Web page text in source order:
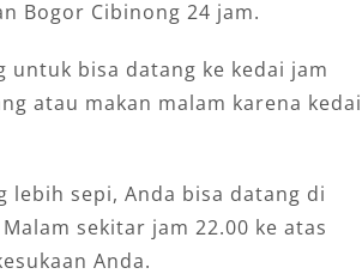
Bogor Cibinong 24 jam.
untuk bisa datang ke kedai jam
atau makan malam karena kedai
lebih sepi, Anda bisa datang di
sekitar jam 22.00 ke atas
Anda.